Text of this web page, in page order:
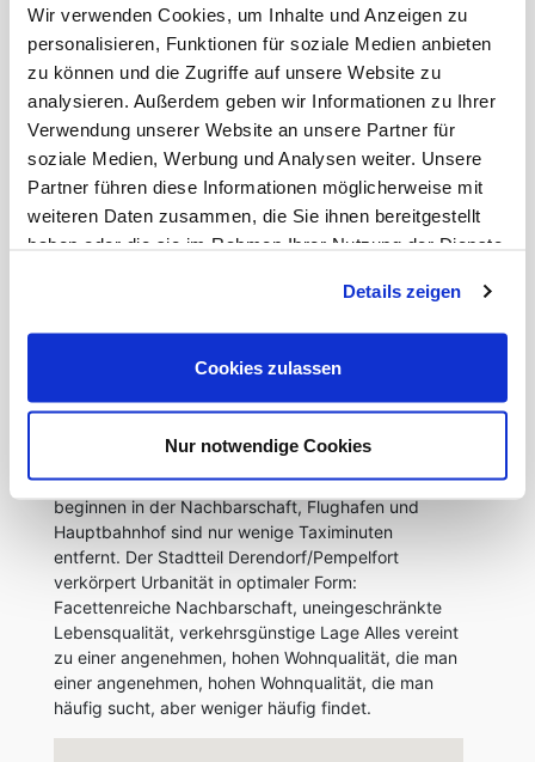
Wir verwenden Cookies, um Inhalte und Anzeigen zu
personalisieren, Funktionen für soziale Medien anbieten
zu können und die Zugriffe auf unsere Website zu
analysieren. Außerdem geben wir Informationen zu Ihrer
Verwendung unserer Website an unsere Partner für
soziale Medien, Werbung und Analysen weiter. Unsere
Partner führen diese Informationen möglicherweise mit
weiteren Daten zusammen, die Sie ihnen bereitgestellt
haben oder die sie im Rahmen Ihrer Nutzung der Dienste
Details zeigen
Cookies zulassen
Nur notwendige Cookies
Es ist ganz besonders eine Wohnlage, die
Lebensqualität garantiert, weil Lebensfreude und
Genuss in den unterschiedlichsten Varianten direkt
vor der Haustür geboten werden. In einem engen
Radius – kurze 15 Gehminuten - liegen die Deutsche
Oper am Rhein und das Düsseldorfer
Schauspielhaus, die Kunstsammlung Nordrhein
Westfalen und weitere bedeutende Museen. Unweit
davon die Königsallee mit ihrem konzentrierten
dazwischen eine Gastronomieauswahl auf
klassisch japanisch, französisch oder der gelungene
ist in der Nähe und fußläufig erreichbar:
Supermärkte, Wochenmärkte, Fachgeschäfte,
schnellen und verkehrsgünstigen Wege. Die
Verbindungen zu allen großen Autobahnen
beginnen in der Nachbarschaft, Flughafen und
Hauptbahnhof sind nur wenige Taximinuten
entfernt. Der Stadtteil Derendorf/Pempelfort
verkörpert Urbanität in optimaler Form:
Facettenreiche Nachbarschaft, uneingeschränkte
Lebensqualität, verkehrsgünstige Lage Alles vereint
zu einer angenehmen, hohen Wohnqualität, die man
einer angenehmen, hohen Wohnqualität, die man
häufig sucht, aber weniger häufig findet.